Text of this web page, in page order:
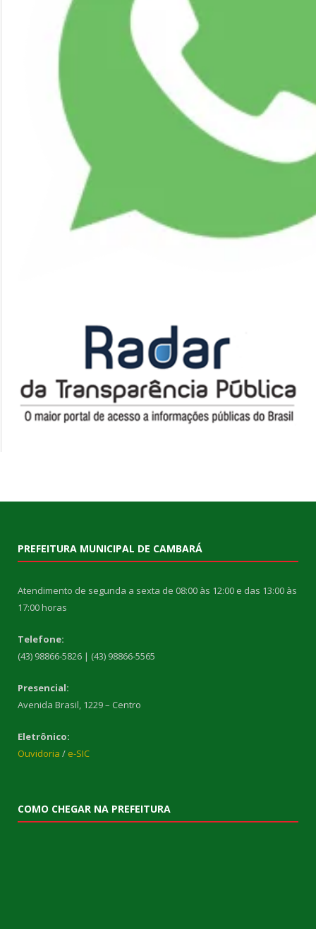
PREFEITURA MUNICIPAL DE CAMBARÁ
Atendimento de segunda a sexta de 08:00 às 12:00 e das 13:00 às
17:00 horas
Telefone:
(43) 98866-5826 | (43) 98866-5565
Presencial:
Avenida Brasil, 1229 – Centro
Eletrônico:
Ouvidoria / e-SIC
COMO CHEGAR NA PREFEITURA